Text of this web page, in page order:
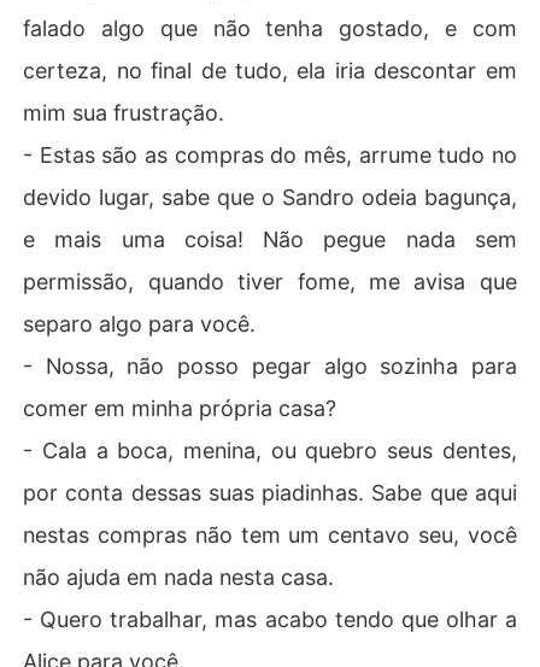
falado algo que não tenha gostado, e com
certeza, no final de tudo, ela iria descontar em
mim sua frustração.
- Estas são as compras do mês, arrume tudo no
devido lugar, sabe que o Sandro odeia bagunça,
e mais uma coisa! Não pegue nada sem
permissão, quando tiver fome, me avisa que
separo algo para você.
- Nossa, não posso pegar algo sozinha para
comer em minha própria casa?
- Cala a boca, menina, ou quebro seus dentes,
por conta dessas suas piadinhas. Sabe que aqui
nestas compras não tem um centavo seu, você
não ajuda em nada nesta casa.
- Quero trabalhar, mas acabo tendo que olhar a
Alice para você.